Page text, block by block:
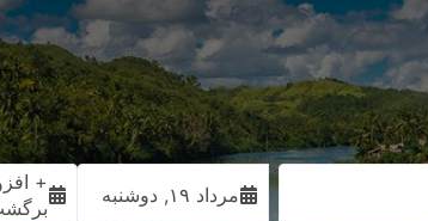
مرداد ۱۹, دوشنبه
+